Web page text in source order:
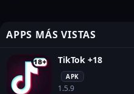
APPS MÁS VISTAS
TikTok +18
APK
1.5.9